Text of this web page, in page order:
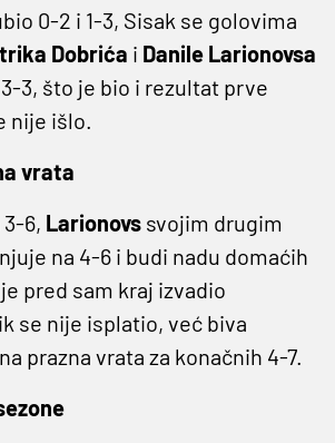
0-2 i 1-3, Sisak se golovima
Dobrića i Danile Larionovsa
3, što je bio i rezultat prve
nije išlo.
vrata
6, Larionovs svojim drugim
na 4-6 i budi nadu domaćih
pred sam kraj izvadio
se nije isplatio, već biva
prazna vrata za konačnih 4-7.